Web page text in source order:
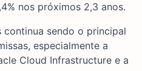
nos próximos 2,3 anos.
sendo o principal
especialmente a
Cloud Infrastructure e a